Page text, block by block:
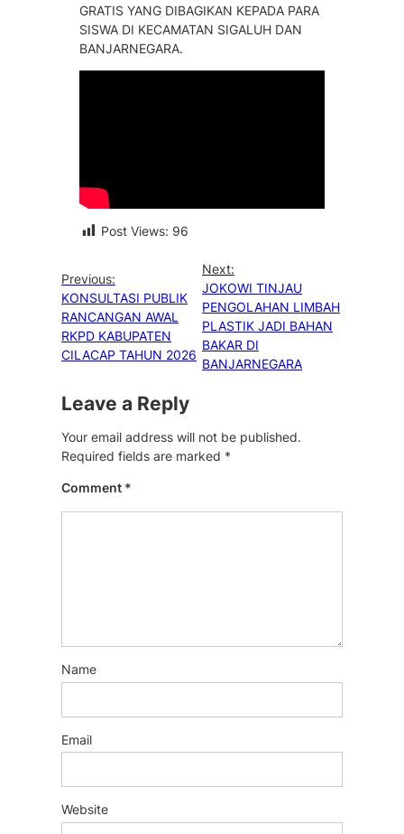
GRATIS YANG DIBAGIKAN KEPADA PARA
SISWA DI KECAMATAN SIGALUH DAN
BANJARNEGARA.
Post Views: 96
Previous:
KONSULTASI PUBLIK
RANCANGAN AWAL
RKPD KABUPATEN
CILACAP TAHUN 2026
Next:
JOKOWI TINJAU
PENGOLAHAN LIMBAH
PLASTIK JADI BAHAN
BAKAR DI
BANJARNEGARA
Leave a Reply
Your email address will not be published.
Required fields are marked *
Comment *
Name
Email
Website